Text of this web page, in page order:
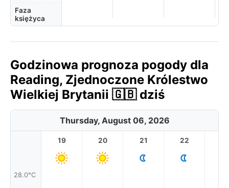
Faza
księżyca
Godzinowa prognoza pogody dla
Reading, Zjednoczone Królestwo
Wielkiej Brytanii 🇬🇧 dziś
Thursday, August 06, 2026
28.0°C
19 20 21 22